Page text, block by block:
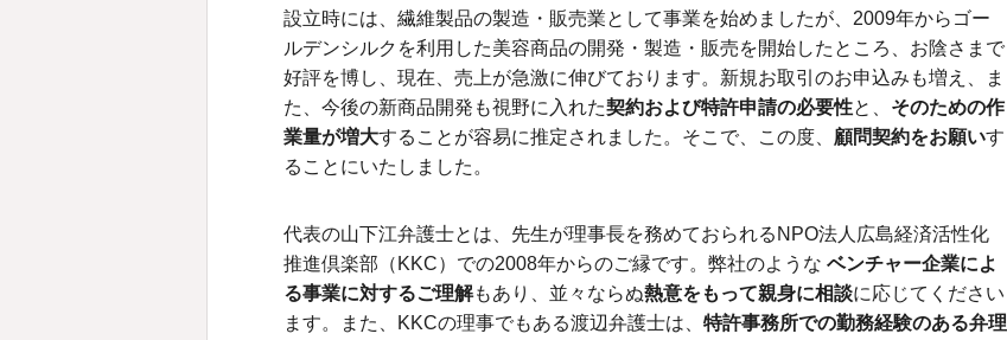
設立時には、繊維製品の製造・販売業として事業を始めましたが、2009年からゴー
ルデンシルクを利用した美容商品の開発・製造・販売を開始したところ、お陰さまで
好評を博し、現在、売上が急激に伸びております。新規お取引のお申込みも増え、ま
た、今後の新商品開発も視野に入れた契約および特許申請の必要性と、 そのための作
業量が増大することが容易に推定されました。そこで、この度、 顧問契約をお願いす
ることにいたしました。
代表の山下江弁護士とは、先生が理事長を務めておられるNPO法人広島経済活性化
推進倶楽部（KKC）での2008年からのご縁です。弊社のような ベンチャー企業によ
る事業に対するご理解もあり、並々ならぬ熱意をもって親身に相談に応じてください
ます。また、KKCの理事でもある渡辺弁護士は、 特許事務所での勤務経験のある弁理